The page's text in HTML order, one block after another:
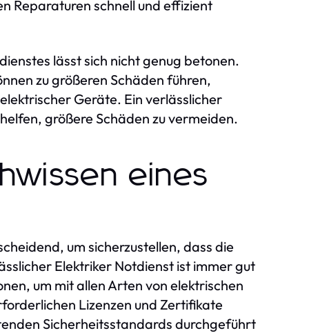
Reparaturen schnell und effizient
lässt sich nicht genug betonen.
zu größeren Schäden führen,
Geräte. Ein verlässlicher
größere Schäden zu vermeiden.
eines
um sicherzustellen, dass die
Elektriker Notdienst ist immer gut
um mit allen Arten von elektrischen
Lizenzen und Zertifikate
Sicherheitsstandards durchgeführt